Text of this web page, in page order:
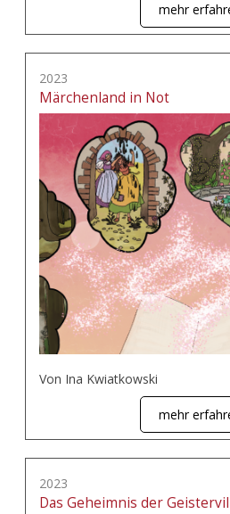
mehr
2023
Märchenland in Not
Von Ina Kwiatkowski
mehr
2023
Das Geheimnis der